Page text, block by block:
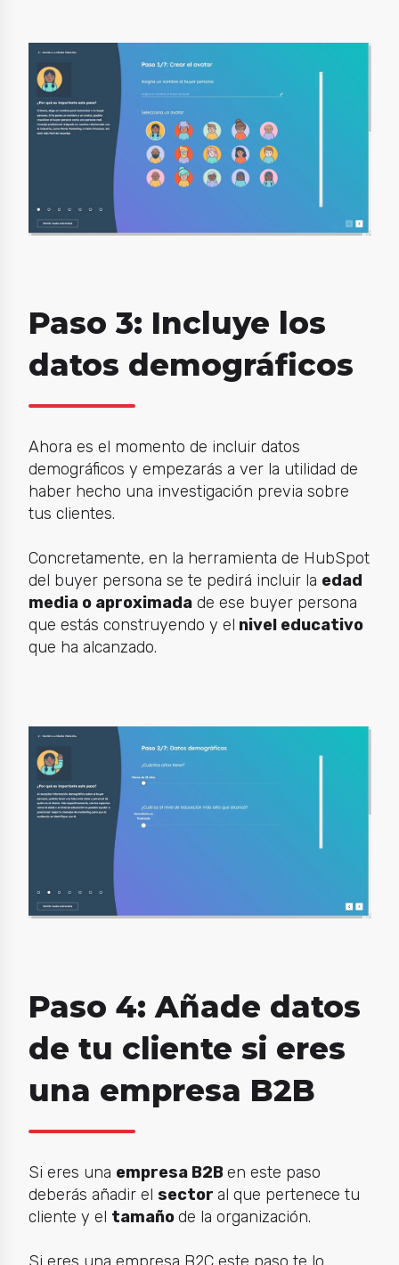
Paso 3: Incluye los
datos demográficos
Ahora es el momento de incluir datos
demográficos y empezarás a ver la utilidad de
haber hecho una investigación previa sobre
tus clientes.
Concretamente, en la herramienta de HubSpot
del buyer persona se te pedirá incluir la edad
media o aproximadade ese buyer persona
que estás construyendo y el nivel educativo
que ha alcanzado.
Paso 4: Añade datos
de tu cliente si eres
una empresa B2B
Si eres una empresa B2Ben este paso
deberás añadir el sector al que pertenece tu
cliente y el tamañode la organización.